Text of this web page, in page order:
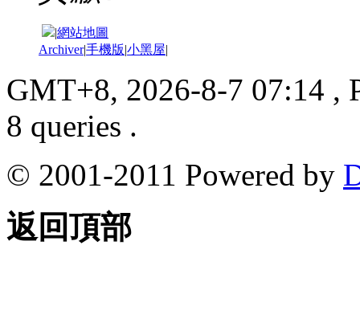
|網站地圖
Archiver|手機版|小黑屋|
GMT+8, 2026-8-7 07:14 ,
8 queries .
© 2001-2011 Powered by
返回頂部